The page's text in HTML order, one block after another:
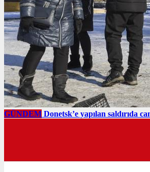
GÜNDEM Donetsk’e yapılan saldırıda